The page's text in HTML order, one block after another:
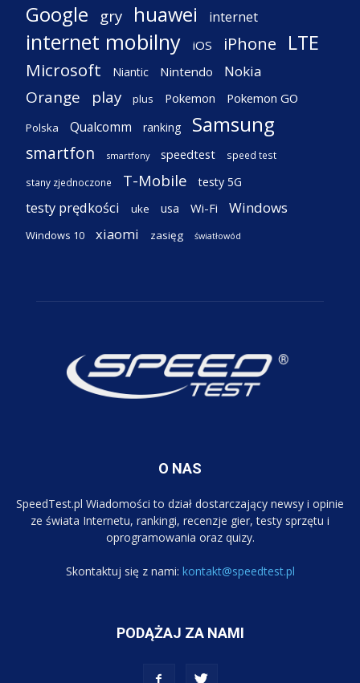
Google gry huawei internet
internet mobilny iOS iPhone LTE
Microsoft Niantic Nintendo Nokia
Orange play plus Pokemon Pokemon GO
Polska Qualcomm ranking Samsung
smartfon smartfony speedtest speed test
stany zjednoczone T-Mobile testy 5G
testy prędkości uke usa Wi-Fi Windows
Windows 10 xiaomi zasięg światłowód
O NAS
SpeedTest.pl Wiadomości to dział dostarczający newsy i opinie
ze świata Internetu, rankingi, recenzje gier, testy sprzętu i
oprogramowania oraz quizy.
Skontaktuj się z nami: kontakt@speedtest.pl
PODĄŻAJ ZA NAMI